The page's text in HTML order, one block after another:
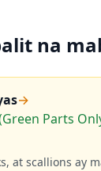
na
→
Parts
at scallions ay